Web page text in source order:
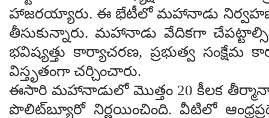
హాజరయ్యారు. ఈ భేటీలో మహానాడు
తీసుకున్నారు. మహానాడు వేదికగా
భవిష్యత్తు కార్యాచరణ, ప్రభుత్వ సంక్షేమ
విస్తృతంగా చర్చించారు.
ఈసారి మహానాడులో మొత్తం 20 కీలక
పొలిట్‌బ్యూరో నిర్ణయించింది. వీటిలో